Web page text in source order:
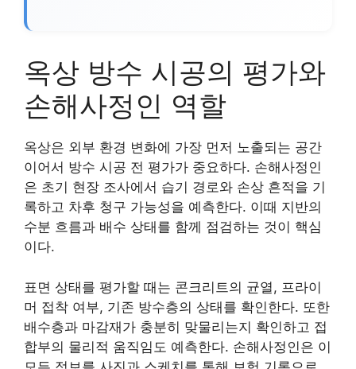
옥상 방수 시공의 평가와
손해사정인 역할
옥상은 외부 환경 변화에 가장 먼저 노출되는 공간
이어서 방수 시공 전 평가가 중요하다. 손해사정인
은 초기 현장 조사에서 습기 경로와 손상 흔적을 기
록하고 차후 청구 가능성을 예측한다. 이때 지반의
수분 흐름과 배수 상태를 함께 점검하는 것이 핵심
이다.
표면 상태를 평가할 때는 콘크리트의 균열, 프라이
머 접착 여부, 기존 방수층의 상태를 확인한다. 또한
배수층과 마감재가 충분히 맞물리는지 확인하고 접
합부의 물리적 움직임도 예측한다. 손해사정인은 이